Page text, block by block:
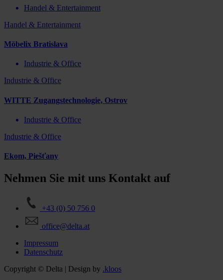
Handel & Entertainment
Handel & Entertainment
Möbelix Bratislava
Industrie & Office
Industrie & Office
WITTE Zugangstechnologie, Ostrov
Industrie & Office
Industrie & Office
Ekom, Piešťany
Nehmen Sie mit uns Kontakt auf
+43 (0) 50 756 0
office@delta.at
Impressum
Datenschutz
Copyright © Delta | Design by .kloos